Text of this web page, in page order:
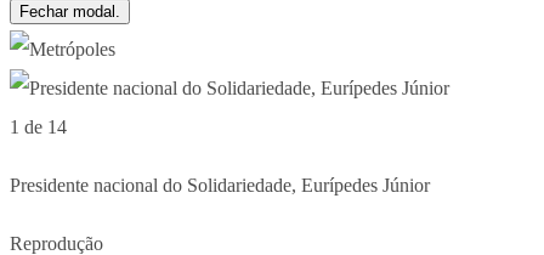
Fechar modal.
1 de 14
Presidente nacional do Solidariedade, Eurípedes Júnior
Reprodução